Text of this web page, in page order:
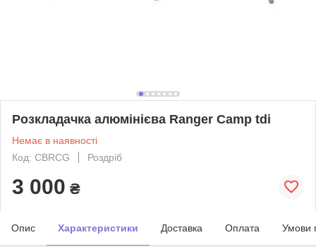
Розкладачка алюмінієва Ranger Camp tdi
Немає в наявності
Код: CBRCG
Роздріб
3 000 ₴
Опис Характеристики Доставка Оплата Умови